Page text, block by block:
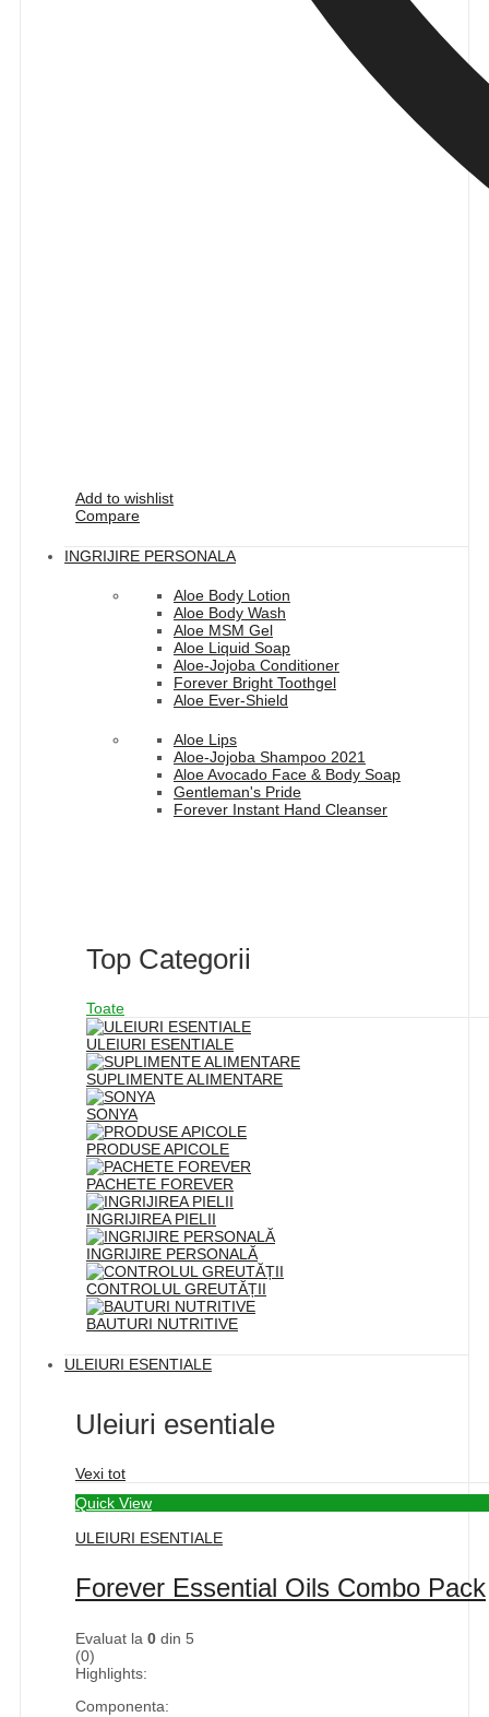
Add to wishlist
Compare
INGRIJIRE PERSONALA
Aloe Body Lotion
Aloe Body Wash
Aloe MSM Gel
Aloe Liquid Soap
Aloe-Jojoba Conditioner
Forever Bright Toothgel
Aloe Ever-Shield
Aloe Lips
Aloe-Jojoba Shampoo 2021
Aloe Avocado Face & Body Soap
Gentleman's Pride
Forever Instant Hand Cleanser
Top Categorii
Toate
ULEIURI ESENTIALE
SUPLIMENTE ALIMENTARE
SONYA
PRODUSE APICOLE
PACHETE FOREVER
INGRIJIREA PIELII
INGRIJIRE PERSONALĂ
CONTROLUL GREUTĂȚII
BAUTURI NUTRITIVE
ULEIURI ESENTIALE
Uleiuri esentiale
Vexi tot
Quick View
ULEIURI ESENTIALE
Forever Essential Oils Combo Pack
Evaluat la 0 din 5
(0)
Highlights:
Componenta: